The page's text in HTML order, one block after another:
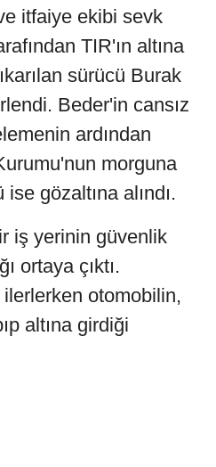
itfaiye ekibi sevk
TIR'ın altına
sürücü Burak
Beder'in cansız
ardından
morguna
ise gözaltına alındı.
iş yerinin güvenlik
ortaya çıktı.
otomobilin,
altına girdiği